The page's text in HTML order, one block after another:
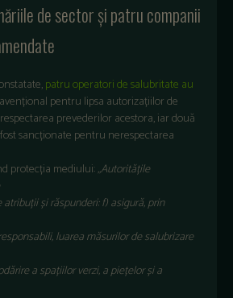
de sector și patru companii
patru operatori de salubritate au
pentru lipsa autorizațiilor de
prevederilor acestora, iar două
sancționate pentru nerespectarea
protecția mediului:„Autoritățile
și răspunderi: f) asigură, prin
luarea măsurilor de salubrizare
a spațiilor verzi, a piețelor și a